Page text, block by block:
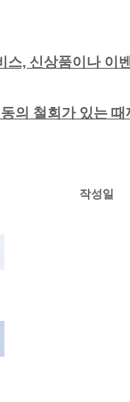
, 신상품이나
의 철회가 있는
작성일